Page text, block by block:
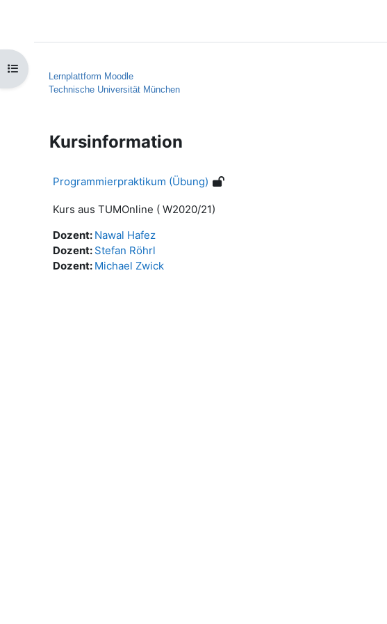
Lernplattform Moodle
Technische Universität München
Kursindex öffnen
Kursinformation
Programmierpraktikum (Übung)
Kurs aus TUMOnline ( W2020/21)
Dozent: Nawal Hafez
Dozent: Stefan Röhrl
Dozent: Michael Zwick